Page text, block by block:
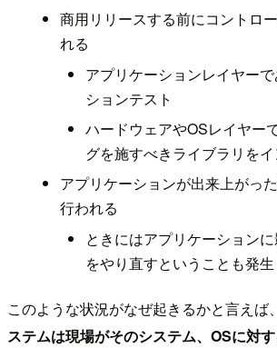
商用リリースする前にコントロ
れる
アプリケーションレイヤー
ションテスト
ハードウェアやOSレイヤー
グを施すべきライブラリを
アプリケーションが出来上がっ
行われる
ときにはアプリケーション
をやり直すということも発生
このような状況がなぜ起きるかと言えば、
ステムは現場がそのシステム、OSに対